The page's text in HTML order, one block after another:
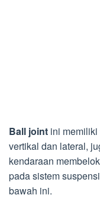
Ball joint ini memiliki
vertikal dan lateral,
kendaraan
pada sistem
bawah ini.